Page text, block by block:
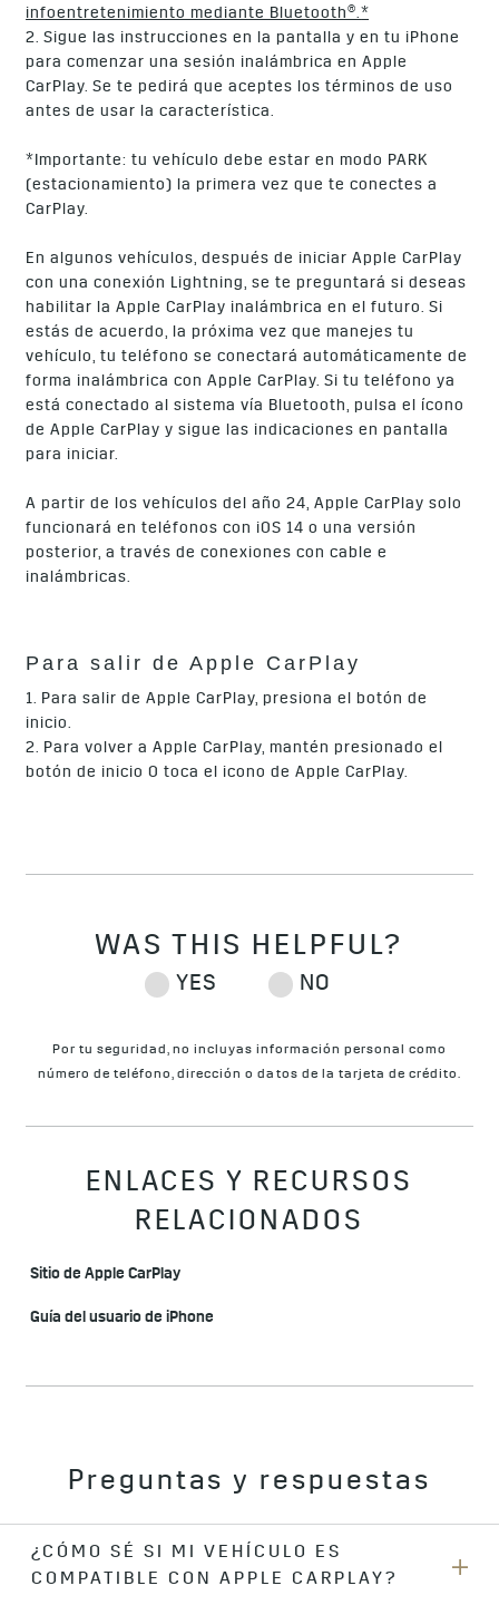
infoentretenimiento mediante Bluetooth®.*
2. Sigue las instrucciones en la pantalla y en tu iPhone
para comenzar una sesión inalámbrica en Apple
CarPlay. Se te pedirá que aceptes los términos de uso
antes de usar la característica.
*Importante: tu vehículo debe estar en modo PARK
(estacionamiento) la primera vez que te conectes a
CarPlay.
En algunos vehículos, después de iniciar Apple CarPlay
con una conexión Lightning, se te preguntará si deseas
habilitar la Apple CarPlay inalámbrica en el futuro. Si
estás de acuerdo, la próxima vez que manejes tu
vehículo, tu teléfono se conectará automáticamente de
forma inalámbrica con Apple CarPlay. Si tu teléfono ya
está conectado al sistema vía Bluetooth, pulsa el ícono
de Apple CarPlay y sigue las indicaciones en pantalla
para iniciar.
A partir de los vehículos del año 24, Apple CarPlay solo
funcionará en teléfonos con iOS 14 o una versión
posterior, a través de conexiones con cable e
inalámbricas.
Para salir de Apple CarPlay
1. Para salir de Apple CarPlay, presiona el botón de
inicio.
2. Para volver a Apple CarPlay, mantén presionado el
botón de inicio O toca el icono de Apple CarPlay.
Por tu seguridad, no incluyas información personal como
número de teléfono, dirección o datos de la tarjeta de crédito.
ENLACES Y RECURSOS
RELACIONADOS
Sitio de Apple CarPlay
Guía del usuario de iPhone
Preguntas y respuestas
¿CÓMO SÉ SI MI VEHÍCULO ES
COMPATIBLE CON APPLE CARPLAY?